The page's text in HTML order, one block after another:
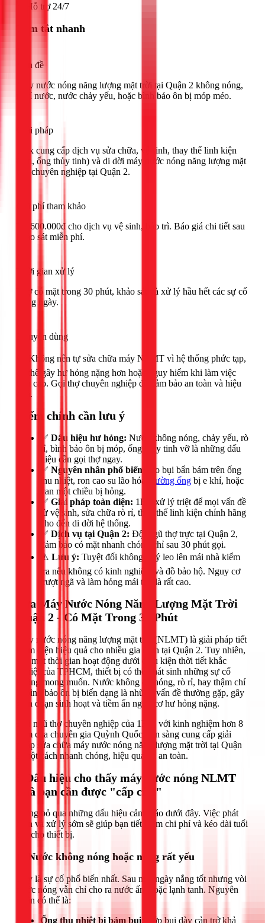
Hỗ trợ 24/7
Tóm tắt nhanh
Vấn đề
Máy nước nóng năng lượng mặt trời tại Quận 2 không nóng,
rò rỉ nước, nước chảy yếu, hoặc bình bảo ôn bị móp méo.
Giải pháp
1Fix cung cấp dịch vụ sửa chữa, vệ sinh, thay thế linh kiện
(ron, ống thủy tinh) và di dời máy nước nóng năng lượng mặt
trời chuyên nghiệp tại Quận 2.
Chi phí tham khảo
Từ 600.000đ cho dịch vụ vệ sinh, bảo trì. Báo giá chi tiết sau
khảo sát miễn phí.
Thời gian xử lý
Thợ có mặt trong 30 phút, khảo sát và xử lý hầu hết các sự cố
trong ngày.
Khuyên dùng
🟢 Không nên tự sửa chữa máy NLMT vì hệ thống phức tạp,
có thể gây hư hỏng nặng hơn hoặc nguy hiểm khi làm việc
trên cao. Gọi thợ chuyên nghiệp để đảm bảo an toàn và hiệu
quả.
Điểm chính cần lưu ý
✅ Dấu hiệu hư hỏng: Nước không nóng, chảy yếu, rò
rỉ, bình bảo ôn bị móp, ống thủy tinh vỡ là những dấu
hiệu cần gọi thợ ngay.
✅ Nguyên nhân phổ biến:
Do bụi bẩn bám trên ống
thu nhiệt, ron cao su lão hóa,
đường ống bị e khí, hoặc
van một chiều bị hỏng.
✅ Giải pháp toàn diện: 1Fix xử lý triệt để mọi vấn đề
từ vệ sinh, sửa chữa rò rỉ, thay thế linh kiện chính hãng
cho đến di dời hệ thống.
✅ Dịch vụ tại Quận 2: Đội ngũ thợ trực tại Quận 2,
đảm bảo có mặt nhanh chóng chỉ sau 30 phút gọi.
⚠️ Lưu ý: Tuyệt đối không tự ý leo lên mái nhà kiểm
tra nếu không có kinh nghiệm và đồ bảo hộ. Nguy cơ
trượt ngã và làm hỏng mái tôn là rất cao.
Sửa Máy Nước Nóng Năng Lượng Mặt Trời
Quận 2 - Có Mặt Trong 30 Phút
Máy nước nóng năng lượng mặt trời (NLMT) là giải pháp tiết
kiệm điện hiệu quả cho nhiều gia đình tại Quận 2. Tuy nhiên,
sau một thời gian hoạt động dưới điều kiện thời tiết khắc
nghiệt của TPHCM, thiết bị có thể phát sinh những sự cố
không mong muốn. Nước không đủ nóng, rò rỉ, hay thậm chí
là bình bảo ôn bị biến dạng là những vấn đề thường gặp, gây
gián đoạn sinh hoạt và tiềm ẩn nguy cơ hư hỏng nặng.
Đội ngũ thợ chuyên nghiệp của 1Fix, với kinh nghiệm hơn 8
năm của chuyên gia Quỳnh Quốc, sẵn sàng cung cấp giải
pháp sửa chữa máy nước nóng năng lượng mặt trời tại Quận
2 một cách nhanh chóng, hiệu quả và an toàn.
5 Dấu hiệu cho thấy máy nước nóng NLMT
nhà bạn cần được "cấp cứu"
Đừng bỏ qua những dấu hiệu cảnh báo dưới đây. Việc phát
hiện và xử lý sớm sẽ giúp bạn tiết kiệm chi phí và kéo dài tuổi
thọ cho thiết bị.
1. Nước không nóng hoặc nóng rất yếu
Đây là sự cố phổ biến nhất. Sau một ngày nắng tốt nhưng vòi
nước nóng vẫn chỉ cho ra nước ấm hoặc lạnh tanh. Nguyên
nhân có thể là:
Ống thu nhiệt bị bám bụi:
Lớp bụi dày cản trở khả